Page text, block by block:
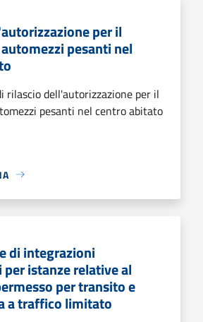
per il
pesanti nel
rilascio dell'autorizzazione per il
pesanti nel centro abitato
di integrazioni
istanze relative al
per transito e
a traffico limitato